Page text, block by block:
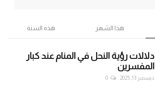
هذا الشهر هذه السنة
دلالات رؤية النحل في المنام عند كبار
المفسرين
ديسمبر 13, 2025 0